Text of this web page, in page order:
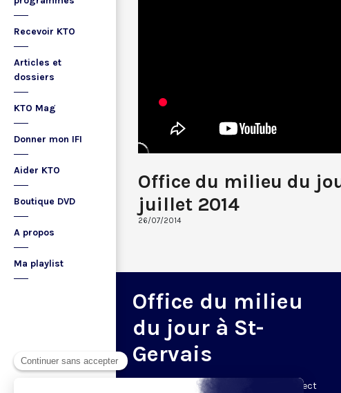
Recevoir KTO
Articles et
dossiers
KTO Mag
Donner mon IFI
Aider KTO
Boutique DVD
A propos
Ma playlist
Office du milieu du
juillet 2014
26/07/2014
Office du milieu
du jour à St-
Gervais
Du mardi au samedi, KTO diffuse en direct